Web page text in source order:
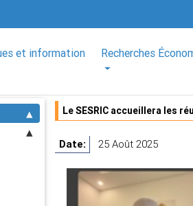
et information Recherches
Le SESRIC accueillera les
Date: 25 Août 2025